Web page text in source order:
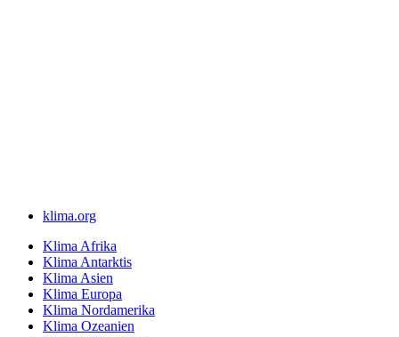
klima.org
Klima Afrika
Klima Antarktis
Klima Asien
Klima Europa
Klima Nordamerika
Klima Ozeanien